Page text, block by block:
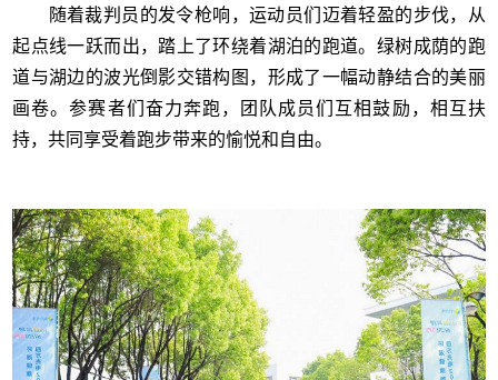
随着裁判员的发令枪响，运动员们迈着轻盈的步伐，从
起点线一跃而出，踏上了环绕着湖泊的跑道。绿树成荫的跑
道与湖边的波光倒影交错构图，形成了一幅动静结合的美丽
画卷。参赛者们奋力奔跑，团队成员们互相鼓励，相互扶
持，共同享受着跑步带来的愉悦和自由。